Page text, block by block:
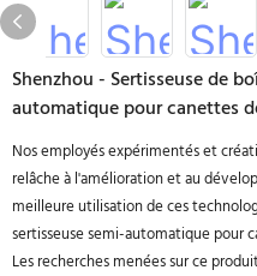
Shenzhou - Sertisseuse de
automatique pour canettes
Nos employés expérimentés et
relâche à l'amélioration et au
meilleure utilisation de ces
sertisseuse semi-automatique pour
Les recherches menées sur ce